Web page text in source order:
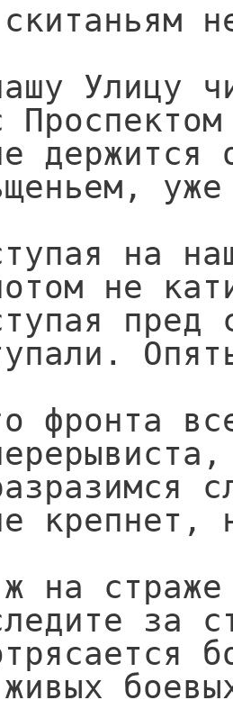
Улицу
держится
на
не
пред
фронта
крепнет,
на
за